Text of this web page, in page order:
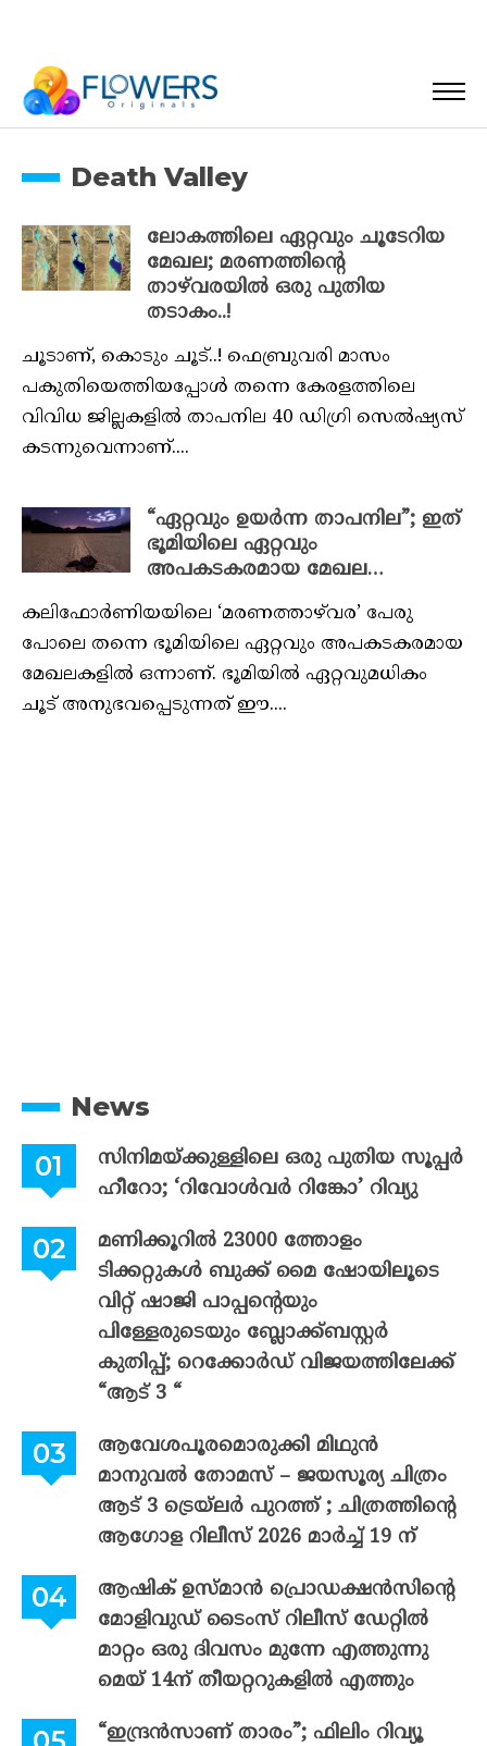
Death Valley
ലോകത്തിലെ ഏറ്റവും ചൂടേറിയ
മേഖല; മരണത്തിന്റെ
താഴ്‌വരയിൽ ഒരു പുതിയ
തടാകം..!
ചൂടാണ്, കൊടും ചൂട്..! ഫെബ്രുവരി മാസം
പകുതിയെത്തിയപ്പോൾ തന്നെ കേരളത്തിലെ
വിവിധ ജില്ലകളിൽ താപനില 40 ഡി​ഗ്രി സെൽഷ്യസ്
കടന്നുവെന്നാണ്....
“ഏറ്റവും ഉയര്‍ന്ന താപനില”; ഇത്
ഭൂമിയിലെ ഏറ്റവും
അപകടകരമായ മേഖല…
കലിഫോര്‍ണിയയിലെ ‘മരണത്താഴ്‌വര’ പേരു
പോലെ തന്നെ ഭൂമിയിലെ ഏറ്റവും അപകടകരമായ
മേഖലകളില്‍ ഒന്നാണ്. ഭൂമിയില്‍ ഏറ്റവുമധികം
ചൂട് അനുഭവപ്പെടുന്നത് ഈ....
News
സിനിമയ്ക്കുള്ളിലെ ഒരു പുതിയ സൂപ്പർ
ഹീറോ; ‘റിവോൾവർ റിങ്കോ’ റിവ്യു
മണിക്കൂറിൽ 23000 ത്തോളം
ടിക്കറ്റുകൾ ബുക്ക് മൈ ഷോയിലൂടെ
വിറ്റ് ഷാജി പാപ്പന്റെയും
പിള്ളേരുടെയും ബ്ലോക്ക്ബസ്റ്റർ
കുതിപ്പ്; റെക്കോർഡ് വിജയത്തിലേക്ക്
“ആട് 3 “
ആവേശപൂരമൊരുക്കി മിഥുൻ
മാനുവൽ തോമസ് – ജയസൂര്യ ചിത്രം
ആട് 3 ട്രെയ്‌ലർ പുറത്ത് ; ചിത്രത്തിന്റെ
ആഗോള റിലീസ് 2026 മാർച്ച് 19 ന്
ആഷിക് ഉസ്മാൻ പ്രൊഡക്ഷൻസിന്റെ
മോളിവുഡ് ടൈംസ് റിലീസ് ഡേറ്റിൽ
മാറ്റം ഒരു ദിവസം മുന്നേ എത്തുന്നു
മെയ് 14ന് തീയറ്ററുകളിൽ എത്തും
“ഇന്ദ്രൻസാണ് താരം”; ഫിലിം റിവ്യൂ